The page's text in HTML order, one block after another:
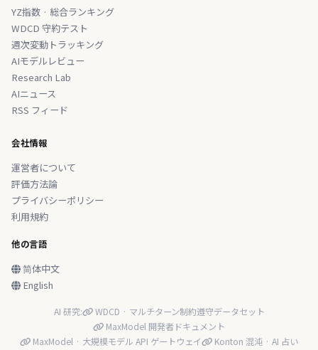
YZ指数 · 総合ランキング
WDCD 守約テスト
週次変動トラッキング
AIモデルレビュー
Research Lab
AIニュース
RSS フィード
会社情報
運営者について
評価方法論
プライバシーポリシー
利用規約
他の言語
简体中文
English
AI 研究:
WDCD · マルチターン制約遵守データセット
MaxModel 開発者ドキュメント
MaxModel · 大規模モデル API ゲートウェイ
Konton 混沌 · AI 占い